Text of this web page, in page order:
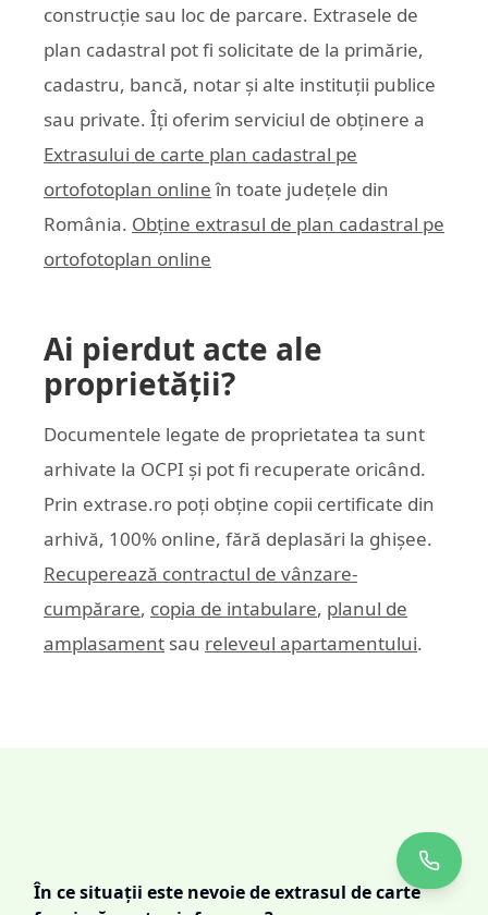
construcție sau loc de parcare. Extrasele de
plan cadastral pot fi solicitate de la primărie,
cadastru, bancă, notar și alte instituții publice
sau private. Îți oferim serviciul de obținere a
Extrasului de carte plan cadastral pe
ortofotoplan online în toate județele din
România. Obține extrasul de plan cadastral pe
ortofotoplan online
Ai pierdut acte ale
proprietății?
Documentele legate de proprietatea ta sunt
arhivate la OCPI și pot fi recuperate oricând.
Prin extrase.ro poți obține copii certificate din
arhivă, 100% online, fără deplasări la ghișee.
Recuperează contractul de vânzare-
cumpărare, copia de intabulare, planul de
amplasament sau releveul apartamentului.
În ce situații este nevoie de extrasul de carte